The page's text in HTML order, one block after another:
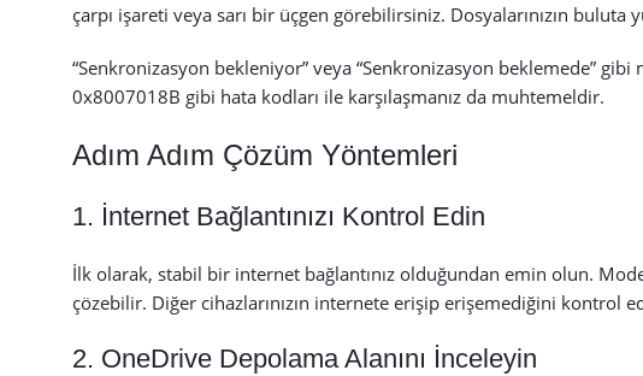
çarpı işareti veya sarı bir üçgen görebilirsiniz. Dosyalarınızın
“Senkronizasyon bekleniyor” veya “Senkronizasyon beklemede”
0x8007018B gibi hata kodları ile karşılaşmanız da muhtemeldir.
Adım Adım Çözüm Yöntemleri
1. İnternet Bağlantınızı Kontrol Edin
İlk olarak, stabil bir internet bağlantınız olduğundan emin olun.
çözebilir. Diğer cihazlarınızın internete erişip erişemediğini kontrol
2. OneDrive Depolama Alanını İnceleyin